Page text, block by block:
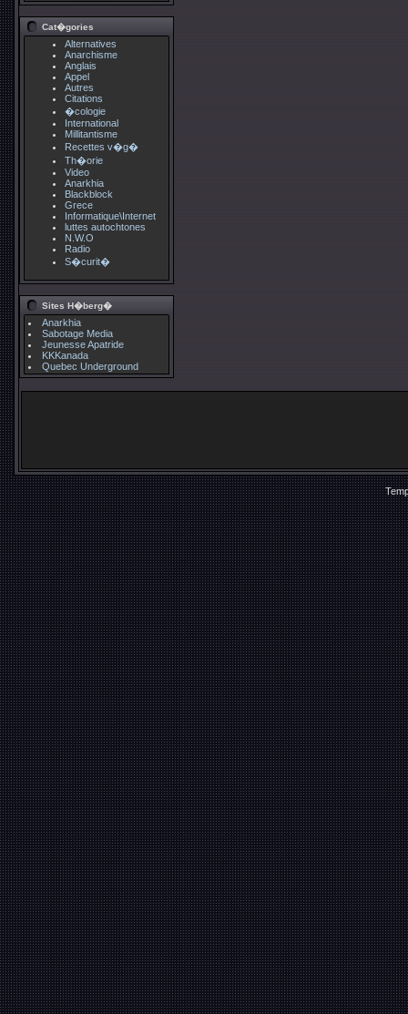
Cat�gories
Alternatives
Anarchisme
Anglais
Appel
Autres
Citations
�cologie
International
Millitantisme
Recettes v�g�
Th�orie
Video
Anarkhia
Blackblock
Grece
Informatique\Internet
luttes autochtones
N.W.O
Radio
S�curit�
Sites H�berg�
Anarkhia
Sabotage Media
Jeunesse Apatride
KKKanada
Quebec Underground